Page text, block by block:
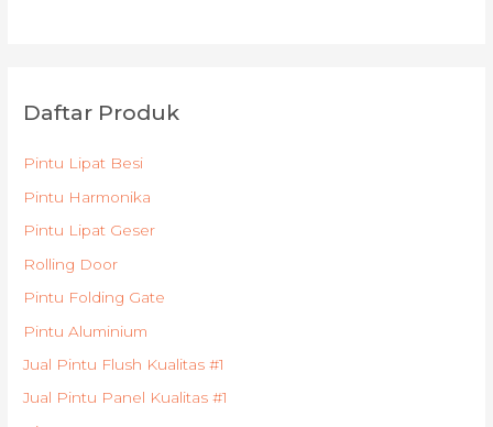
Daftar Produk
Pintu Lipat Besi
Pintu Harmonika
Pintu Lipat Geser
Rolling Door
Pintu Folding Gate
Pintu Aluminium
Jual Pintu Flush Kualitas #1
Jual Pintu Panel Kualitas #1